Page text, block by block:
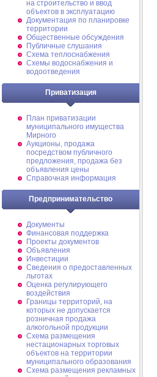
на строительство и ввод
объектов в эксплуатацию
Документация по планировке
территории
Общественные обсуждения
Публичные слушания
Схема теплоснабжения
Схемы водоснабжения и
водоотведения
Приватизация
План приватизации
муниципального имущества
Мирного
Аукционы, продажа
посредством публичного
предложения, продажа без
объявления цены
Справочная информация
Предпринимательство
Документы
Финансовая поддержка
Проекты документов
Объявления
Инвестиции
Сведения о предоставленных
льготах
Оценка регулирующего
воздействия
Границы территорий, на
которых не допускается
розничная продажа
алкогольной продукции
Схема размещения
нестационарных торговых
объектов на территории
муниципального образования
Схема размещения рекламных